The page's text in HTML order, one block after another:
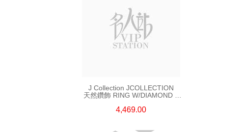
J Collection JCOLLECTION
天然鑽飾 RING W/DIAMOND 5
CT18KR 2.62 GM (EUR 55)
4,469.00